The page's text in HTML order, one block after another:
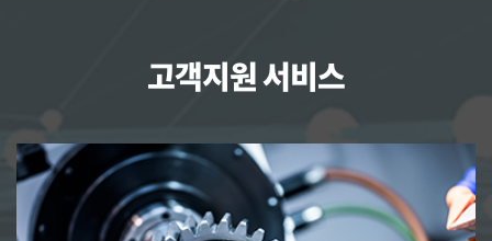
고객지원 서비스